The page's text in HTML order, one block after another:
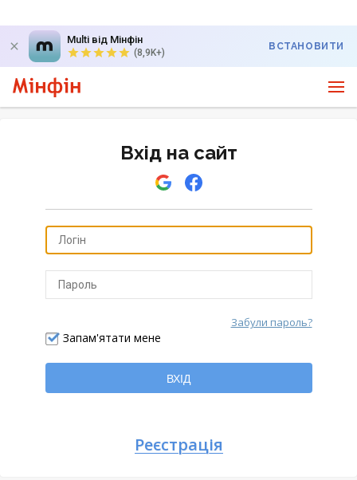
Multi від Мінфін
(8,9K+)
ВСТАНОВИТИ
Вхід на сайт
Запам'ятати мене
Забули пароль?
ВХІД
Реєстрація